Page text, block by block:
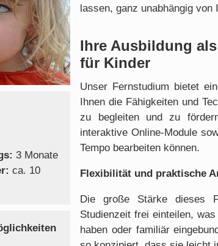
3 Monate
ca. 10
lassen, ganz unabhängig
Ihre Ausbildung
für Kinder
Unser Fernstudium bietet
Ihnen die Fähigkeiten und
zu begleiten und zu
interaktive Online-Module
Tempo bearbeiten können.
Flexibilität und praktische
Die große Stärke dieses
Studienzeit frei einteilen,
haben oder familiär